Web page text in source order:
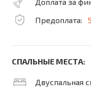
Предоплата:
СПАЛЬНЫЕ МЕСТА:
Двуспальная